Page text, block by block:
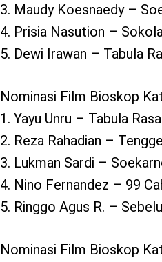
3. Maudy Koesnaedy –
4. Prisia Nasution –
5. Dewi Irawan – Tabula
Nominasi Film Bioskop
1. Yayu Unru – Tabula
2. Reza Rahadian –
3. Lukman Sardi –
4. Nino Fernandez – 99
5. Ringgo Agus R. –
Nominasi Film Bioskop